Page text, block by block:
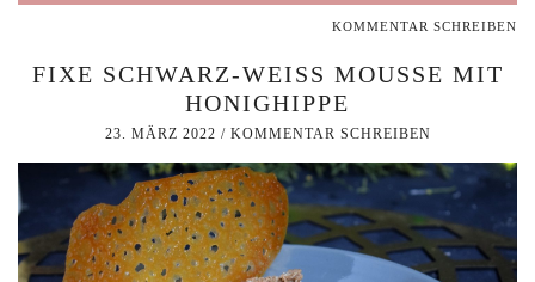
KOMMENTAR SCHREIBEN
FIXE SCHWARZ-WEISS MOUSSE MIT H
ONIGHIPPE
23. MÄRZ 2022 / KOMMENTAR SCHREIBEN